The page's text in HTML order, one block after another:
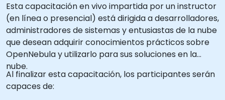
Esta capacitación en vivo impartida por un instructor
(en línea o presencial) está dirigida a desarrolladores,
administradores de sistemas y entusiastas de la nube
que desean adquirir conocimientos prácticos sobre
OpenNebula y utilizarlo para sus soluciones en la
nube.
Al finalizar esta capacitación, los participantes serán
capaces de: